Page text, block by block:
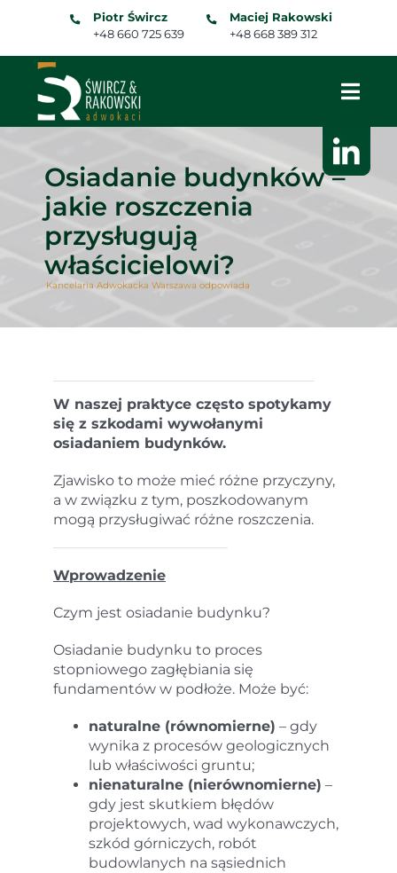
Piotr Śwircz
+48 660 725 639
Maciej Rakowski
+48 668 389 312
Osiadanie budynków –
jakie roszczenia
przysługują
właścicielowi?
Kancelaria Adwokacka Warszawa odpowiada
W naszej praktyce często spotykamy
się z szkodami wywołanymi
osiadaniem budynków.
Zjawisko to może mieć różne przyczyny,
a w związku z tym, poszkodowanym
mogą przysługiwać różne roszczenia.
Wprowadzenie
Czym jest osiadanie budynku?
Osiadanie budynku to proces
stopniowego zagłębiania się
fundamentów w podłoże. Może być:
naturalne (równomierne) – gdy
wynika z procesów geologicznych
lub właściwości gruntu;
nienaturalne (nierównomierne) –
gdy jest skutkiem błędów
projektowych, wad wykonawczych,
szkód górniczych, robót
budowlanych na sąsiednich